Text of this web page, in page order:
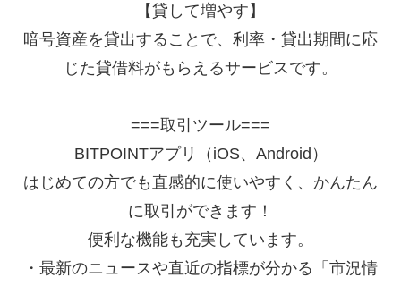
【貸して増やす】
暗号資産を貸出することで、利率・貸出期間に応
じた貸借料がもらえるサービスです。
===取引ツール===
BITPOINTアプリ（iOS、Android）
はじめての方でも直感的に使いやすく、かんたん
に取引ができます！
便利な機能も充実しています。
・最新のニュースや直近の指標が分かる「市況情